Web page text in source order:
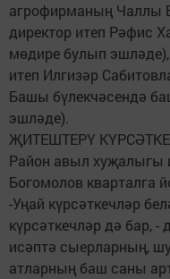
агрофирманың Чаллы
директор итеп Рәфис
мөдире булып
итеп Илгизәр
Башы бүлекчәсендә
эшләде).
ҖИТЕШТЕРҮ
Район авыл хуҗалыгы
Богомолов кварталга
-Уңай күрсәткечләр
күрсәткечләр дә бар, -
исәптә сыерларның,
атларның баш саны